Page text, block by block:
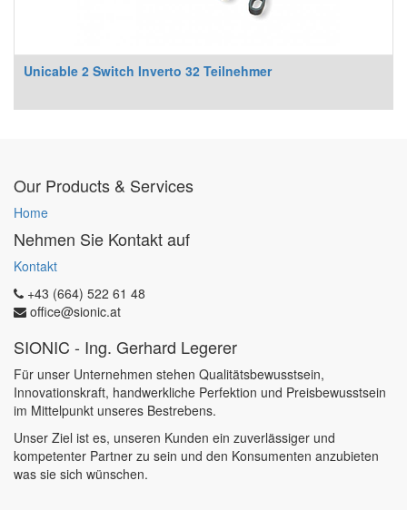
Unicable 2 Switch Inverto 32 Teilnehmer
Our Products & Services
Home
Nehmen Sie Kontakt auf
Kontakt
+43 (664) 522 61 48
office@sionic.at
SIONIC - Ing. Gerhard Legerer
Für unser Unternehmen stehen Qualitätsbewusstsein,
Innovationskraft, handwerkliche Perfektion und Preisbewusstsein
im Mittelpunkt unseres Bestrebens.
Unser Ziel ist es, unseren Kunden ein zuverlässiger und
kompetenter Partner zu sein und den Konsumenten anzubieten
was sie sich wünschen.